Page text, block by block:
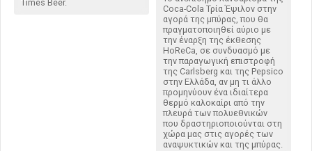
Times Beer.
Coca-Cola Τρία Έψιλον στην
αγορά της μπύρας, που θα
πραγματοποιηθεί αύριο με
την έναρξη της έκθεσης
HoReCa, σε συνδυασμό με
την παραγωγική επιστροφή
της Carlsberg και της Pepsico
στην Ελλάδα, αν μη τι άλλο
προμηνύουν ένα ιδιαίτερα
θερμό καλοκαίρι από την
πλευρά των πολυεθνικών
που δραστηριοποιούνται στη
χώρα μας στις αγορές των
αναψυκτικών και της μπύρας.